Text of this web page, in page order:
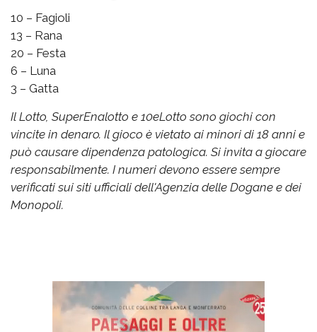
10 – Fagioli
13 – Rana
20 – Festa
6 – Luna
3 – Gatta
Il Lotto, SuperEnalotto e 10eLotto sono giochi con
vincite in denaro. Il gioco è vietato ai minori di 18 anni e
può causare dipendenza patologica. Si invita a giocare
responsabilmente. I numeri devono essere sempre
verificati sui siti ufficiali dell'Agenzia delle Dogane e dei
Monopoli.